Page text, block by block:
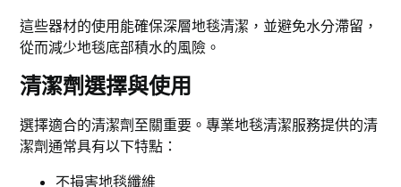
這些器材的使用能確保深層地毯清潔，並避免水分滯留，
從而減少地毯底部積水的風險。
清潔劑選擇與使用
選擇適合的清潔劑至關重要。專業地毯清潔服務提供的清
潔劑通常具有以下特點：
不損害地毯纖維